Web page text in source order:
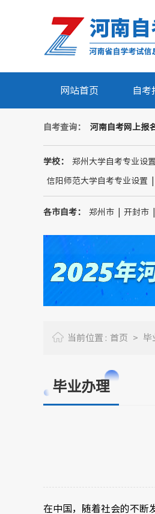
网站首页 自考
自考查询： 河南自考网上报
学校： 郑州大学自考专业设置
信阳师范大学自考专业设置
各市自考： 郑州市 开封市
当前位置 : 首页 > 毕
毕业办理
在中国，随着社会的不断